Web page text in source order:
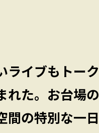
ライブもトー
れた。お台場
間の特別な一日